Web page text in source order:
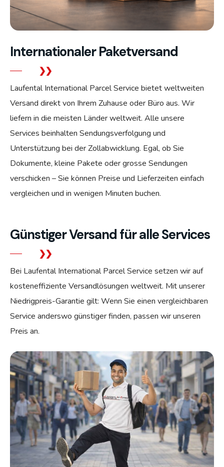
Internationaler Paketversand
Laufental International Parcel Service bietet weltweiten
Versand direkt von Ihrem Zuhause oder Büro aus. Wir
liefern in die meisten Länder weltweit. Alle unsere
Services beinhalten Sendungsverfolgung und
Unterstützung bei der Zollabwicklung. Egal, ob Sie
Dokumente, kleine Pakete oder grosse Sendungen
verschicken – Sie können Preise und Lieferzeiten einfach
vergleichen und in wenigen Minuten buchen.
Günstiger Versand für alle Services
Bei Laufental International Parcel Service setzen wir auf
kosteneffiziente Versandlösungen weltweit. Mit unserer
Niedrigpreis-Garantie gilt: Wenn Sie einen vergleichbaren
Service anderswo günstiger finden, passen wir unseren
Preis an.